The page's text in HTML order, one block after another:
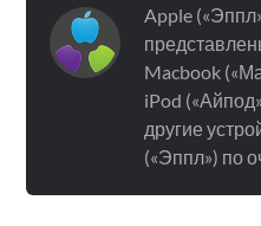
Apple
Macbook
iPod
другие
(«Эппл») по